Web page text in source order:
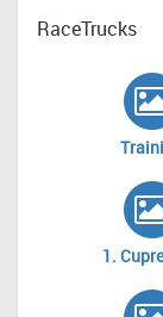
RaceTrucks
1.